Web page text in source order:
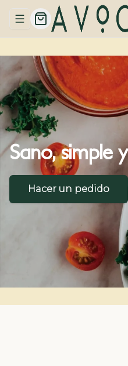
Abrir menu de navegación
Sano, simple y
Hacer un pedido